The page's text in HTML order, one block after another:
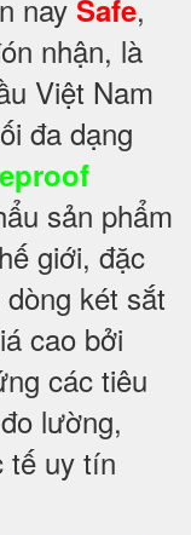
nay Safe,
nhận, là
Việt Nam
đa dạng
sản phẩm
giới, đặc
két sắt
cao bởi
các tiêu
lường,
tế uy tín